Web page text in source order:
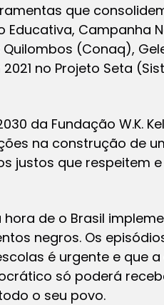
que
Campanha
(Conaq),
no Projeto Seta
da Fundação W.K.
na construção de
justos que respeitem
de o Brasil
negros. Os
é urgente e que
só poderá
o seu povo.